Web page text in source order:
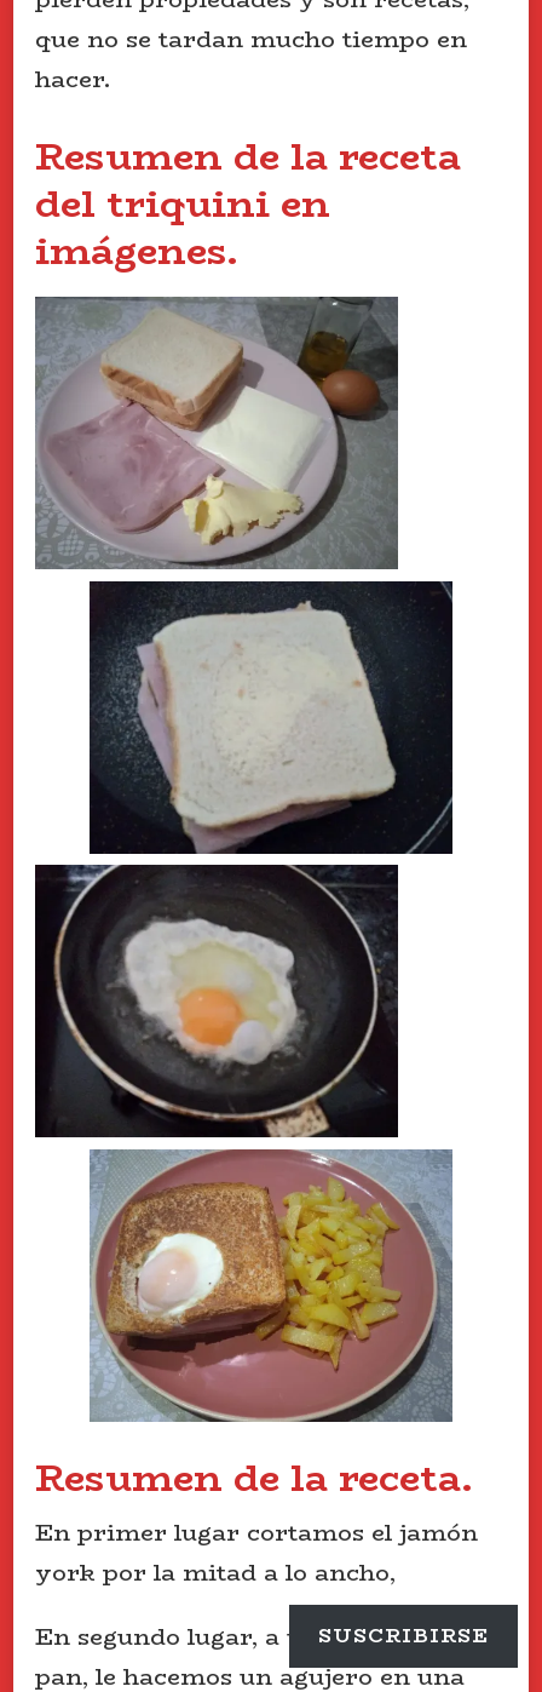
que no se tardan mucho tiempo en
hacer.
Resumen de la receta
del triquini en
imágenes.
Resumen de la receta.
En primer lugar cortamos el jamón
york por la mitad a lo ancho,
En segundo lugar, a una rebanada de
pan, le hacemos un agujero en una
SUSCRIBIRSE